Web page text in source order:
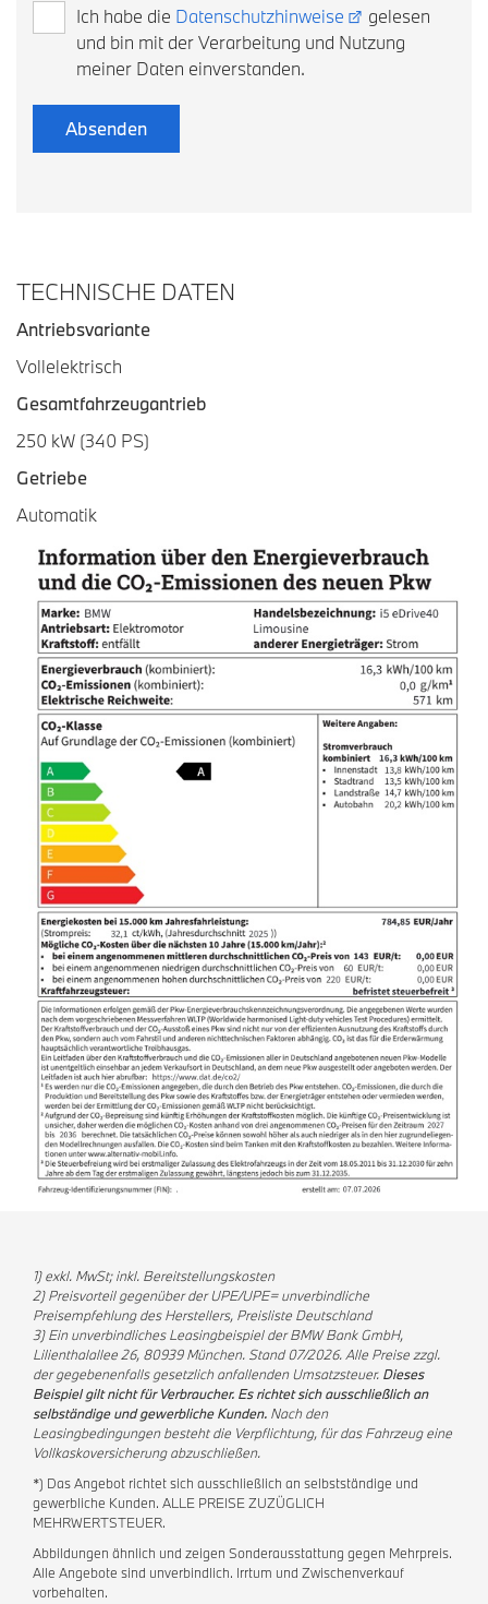
Ich habe die Datenschutzhinweise
gelesen
und bin mit der Verarbeitung und Nutzung
meiner Daten einverstanden.
TECHNISCHE DATEN
Antriebsvariante
Vollelektrisch
Gesamtfahrzeugantrieb
250 kW (340 PS)
Getriebe
Automatik
1) exkl. MwSt; inkl. Bereitstellungskosten
2) Preisvorteil gegenüber der UPE/UPE= unverbindliche
Preisempfehlung des Herstellers, Preisliste Deutschland
3) Ein unverbindliches Leasingbeispiel der BMW Bank GmbH,
Lilienthalallee 26, 80939 München. Stand 07/2026. Alle Preise zzgl.
der gegebenenfalls gesetzlich anfallenden Umsatzsteuer. Dieses
Beispiel gilt nicht für Verbraucher. Es richtet sich ausschließlich an
selbständige und gewerbliche Kunden. Nach den
Leasingbedingungen besteht die Verpflichtung, für das Fahrzeug eine
Vollkaskoversicherung abzuschließen.
*) Das Angebot richtet sich ausschließlich an selbstständige und
gewerbliche Kunden. ALLE PREISE ZUZÜGLICH
MEHRWERTSTEUER.
Abbildungen ähnlich und zeigen Sonderausstattung gegen Mehrpreis.
Alle Angebote sind unverbindlich. Irrtum und Zwischenverkauf
vorbehalten.